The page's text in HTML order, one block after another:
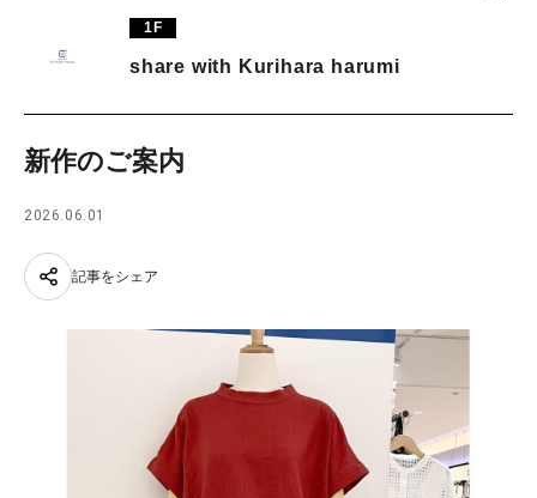
TAX FREE
日本語
1F
share with Kurihara harumi
新作のご案内
2026.06.01
記事をシェア